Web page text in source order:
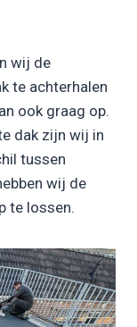
wij de
te achterhalen
ook graag op.
dak zijn wij in
tussen
wij de
te lossen.